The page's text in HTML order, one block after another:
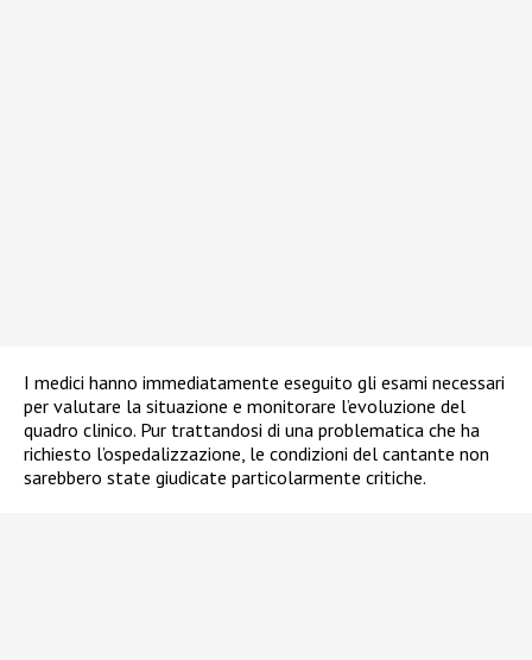
I medici hanno immediatamente eseguito gli esami necessari
per valutare la situazione e monitorare l’evoluzione del
quadro clinico. Pur trattandosi di una problematica che ha
richiesto l’ospedalizzazione, le condizioni del cantante non
sarebbero state giudicate particolarmente critiche.